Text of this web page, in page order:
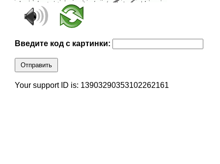
Введите код с картинки:
Отправить
Your support ID is: 13903290353102262161